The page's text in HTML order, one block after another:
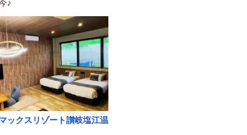
♪
ックスリゾート讃岐塩江温